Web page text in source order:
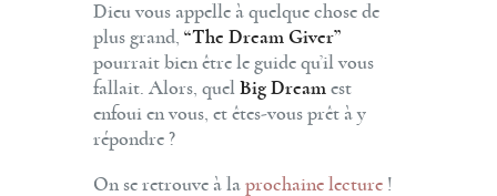
Dieu vous appelle à quelque chose de
plus grand, “The Dream Giver”
pourrait bien être le guide qu’il vous
fallait. Alors, quel Big Dream est
enfoui en vous, et êtes-vous prêt à y
répondre ?
On se retrouve à la prochaine lecture !